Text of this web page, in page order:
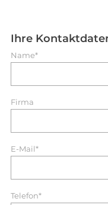
Ihre
Name*
Firma
E-Mail*
Telefon*